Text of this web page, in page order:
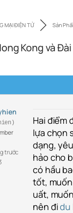
MẠI ĐIỆN TỬ Sản
Kong và
trước
Hai điểm
lựa chọn
dạng,
hảo cho
có hầu
tốt,
uất,
nên đidu